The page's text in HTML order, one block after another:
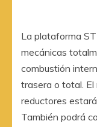
La plataforma
mecánicas
combustión
trasera o total. El
reductores
También podrá